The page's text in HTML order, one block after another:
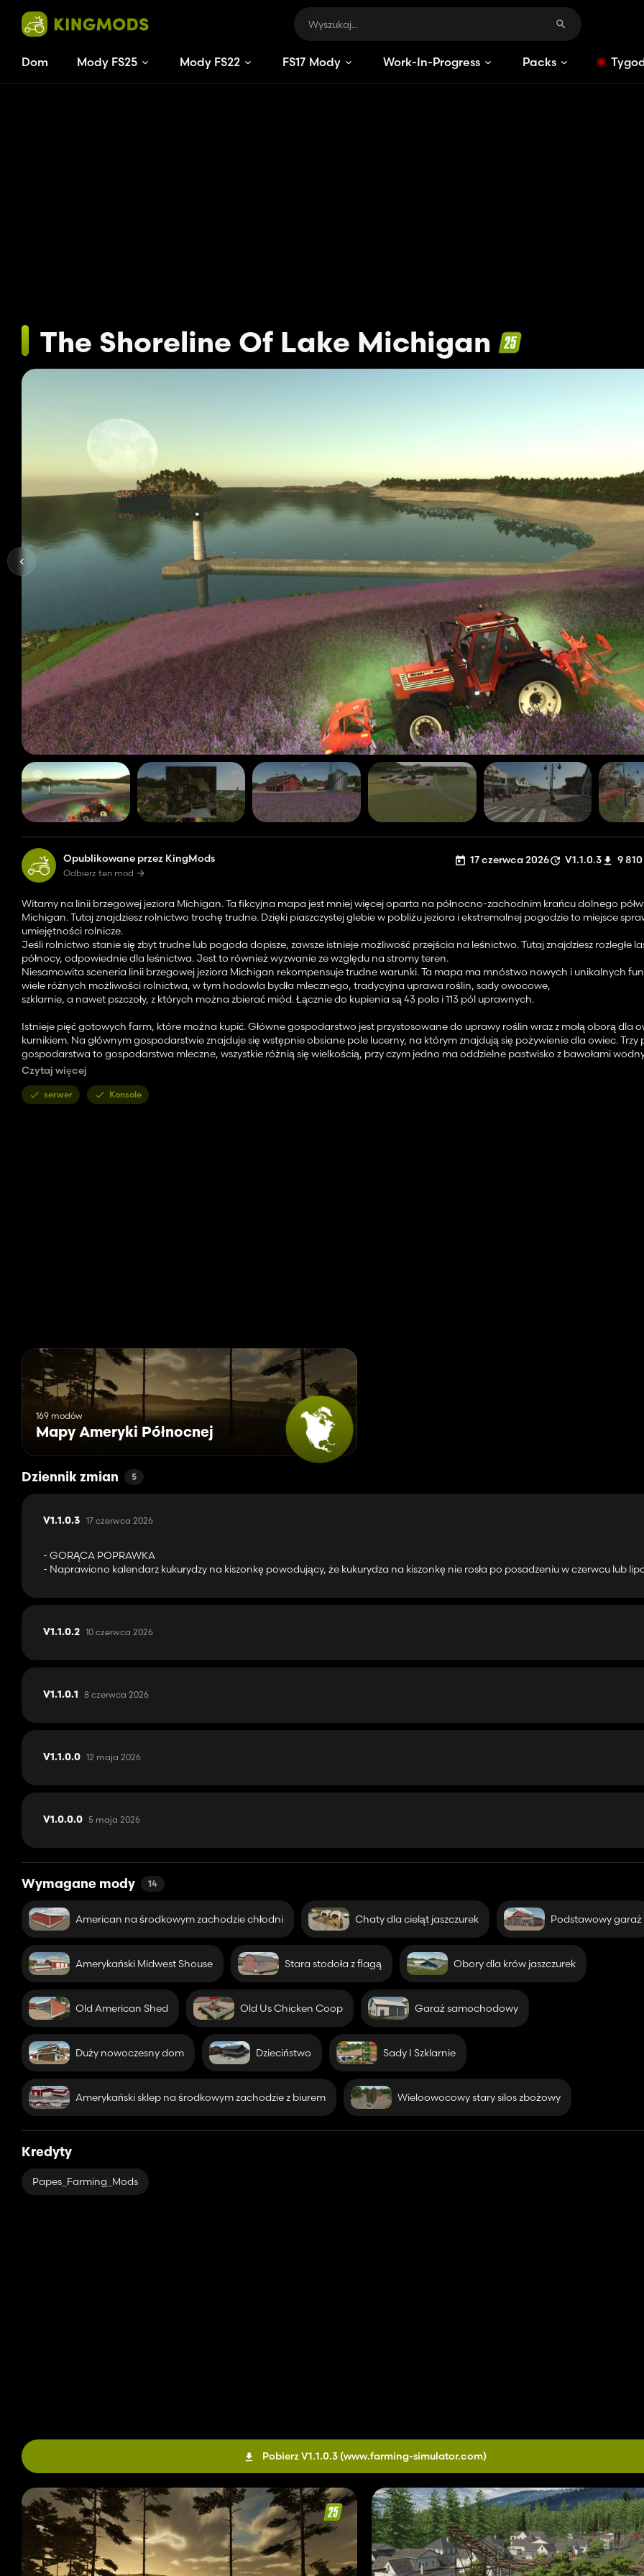
Dom Mody FS25 Mody FS22 FS17 Mody Work-In-Progress Packs
The Shoreline Of Lake Michigan
Opublikowane przez KingMods
Odbierz ten mod
17 czerwca 2026 V1.1.0.3 9 810
Witamy na linii brzegowej jeziora Michigan. Ta fikcyjna mapa jest mniej więcej oparta na północno-zachodnim krańcu dolnego
Michigan. Tutaj znajdziesz rolnictwo trochę trudne. Dzięki piaszczystej glebie w pobliżu jeziora i ekstremalnej pogodzie to miejsce
umiejętności rolnicze.
Jeśli rolnictwo stanie się zbyt trudne lub pogoda dopisze, zawsze istnieje możliwość przejścia na leśnictwo. Tutaj znajdziesz rozległe
północy, odpowiednie dla leśnictwa. Jest to również wyzwanie ze względu na stromy teren.
Niesamowita sceneria linii brzegowej jeziora Michigan rekompensuje trudne warunki. Ta mapa ma mnóstwo nowych i unikalnych
wiele różnych możliwości rolnictwa, w tym hodowla bydła mlecznego, tradycyjna uprawa roślin, sady owocowe,
szklarnie, a nawet pszczoły, z których można zbierać miód. Łącznie do kupienia są 43 pola i 113 pól uprawnych.
Istnieje pięć gotowych farm, które można kupić. Główne gospodarstwo jest przystosowane do uprawy roślin wraz z małą oborą dla
kurnikiem. Na głównym gospodarstwie znajduje się wstępnie obsiane pole lucerny, na którym znajdują się pożywienie dla owiec. Trzy
gospodarstwa to gospodarstwa mleczne, wszystkie różnią się wielkością, przy czym jedno ma oddzielne pastwisko z bawołami
Ostatnią gotową farmą jest gospodarstwo rustykalne ze starszymi budynkami w stylu jęczmienia. Istnieją również domy
- Olejarnia
- Produkcja fortepianów
- Punkt sprzedaży restauracji
- Tartak
- Cukrownia
- Zakład krawiecki
- Handlarz zwierzętami
- Stacja benzynowa
- Magazyn
Nowe/zaktualizowane funkcje:
Nowe uprawy obejmują:
- Alfalf
- Koniczyna
- Zielone żyto
- Żyto
- Kukurydza na kiszonkę
- Żyto wykastrowane
- Pszenica ozima
- Jęczmień ozimy
Funkcje nowe/zaktualizowane:
- System upraw rzędowych
- Dodatkowe kątowniki uziemiające
- Zaktualizowano tekstury kukurydzy
- Niestandardowy kalendarz sadzenia i zbiorów
- Dodano więcej tekstur do malowania
- Nowe rośliny uprawne, którymi można karmić zwierzęta
- Silosy i bunkry przyjmują nowe plony
- Zaktualizowano niektóre punkty produkcyjne, aby akceptowały nowe uprawy
- Niestandardowe wzorce pogodowe pasujące do lokalizacji
- Niestandardowe wschody i zachody słońca
- Bardzo ciemne noce
- Niestandardowe oświetlenie
- Niestandardowe tornada
- Wiele silosów owocowych na farmach, które można kupić
Jeśli posiadasz pakiet Highlands, będziesz mieć tutaj dostęp do łodzi. Nie można go sprzedać, a po zresetowaniu nie powróci do
początkowego. Jeśli grasz w trybie wieloosobowym, dostęp do niego będzie miał tylko gospodarz. Pozostali gracze nie będą mieli
łodzi. Będzie to dla nich pod mapą.
Możesz pobawić się łódką lub łowić ryby na jeziorze Michigan.
Mam nadzieję, że mapa wam się spodoba.
Chciałbym szczególnie podziękować IKAS FanModding za umożliwienie mi korzystania z tych wspaniałych budynków, MrHector
umożliwienie mi korzystania z sadów i obory oraz InsaneSimGuy za umożliwienie wykorzystania swojego silosu na rustykalną farmę.
Również wielkie podziękowania dla InsaneSimGuy za pomoc w ukończeniu tej mapy i mojej pierwszej mapy. To już moja druga mapa,
jeszcze wiele nauczyć.
Czytaj więcej
serwer Konsole
169 modów
Mapy Ameryki Północnej
Dziennik zmian 5
V1.1.0.3 17 czerwca 2026
- GORĄCA POPRAWKA
- Naprawiono kalendarz kukurydzy na kiszonkę powodujący, że kukurydza na kiszonkę nie rosła po posadzeniu w czerwcu lub
V1.1.0.2 10 czerwca 2026
V1.1.0.1 8 czerwca 2026
V1.1.0.0 12 maja 2026
V1.0.0.0 5 maja 2026
Wymagane mody 14
American na środkowym zachodzie chłodni Chaty dla cieląt jaszczurek Podstawowy garaż
Amerykański Midwest Shouse Stara stodoła z flagą Obory dla krów jaszczurek
Old American Shed Old Us Chicken Coop Garaż samochodowy
Duży nowoczesny dom Dzieciństwo Sady I Szklarnie
Amerykański sklep na środkowym zachodzie z biurem Wieloowocowy stary silos zbożowy
Kredyty
Papes_Farming_Mods
Pobierz V1.1.0.3 (www.farming-simulator.com)